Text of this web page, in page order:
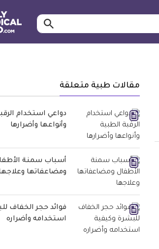
ابحث…
مقالات طبية متعلقة
دواعي استخدام
وأنواعها وأضرارها
أسباب سمنة
ومضاعفاتها
فوائد حجر الخفاف
استخدامه وأضراره